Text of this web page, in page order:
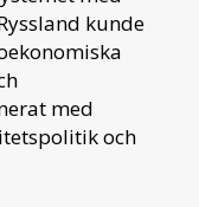
kunde
med
och